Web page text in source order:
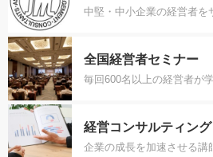
中堅・中小企業の経営者を
全国経営者セミナー
毎回600名以上の経営者が
経営コンサルティング
企業の成長を加速させる講